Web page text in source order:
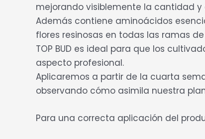
mejorando visiblemente la cantidad
Además contiene aminoácidos
flores resinosas en todas las ramas
TOP BUD es ideal para que los
aspecto profesional.
Aplicaremos a partir de la cuarta
observando cómo asimila nuestra
Para una correcta aplicación del